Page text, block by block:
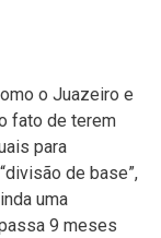
o Juazeiro e
fato de terem
para
de base”,
uma
9 meses